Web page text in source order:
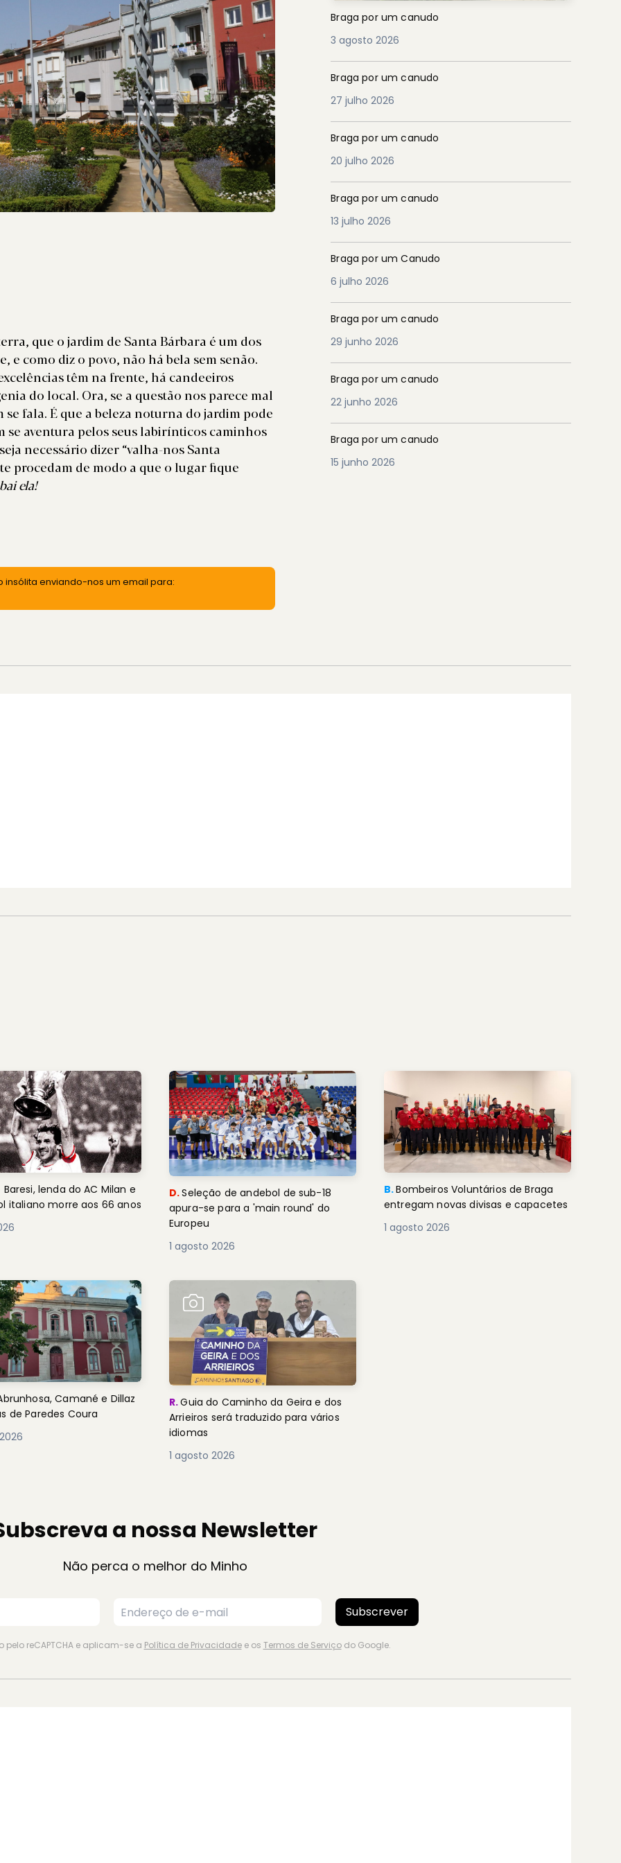
que o jardim de Santa Bárbara é um dos
e como diz o povo, não há bela sem senão.
têm na frente, há candeeiros
do local. Ora, se a questão nos parece mal
fala. É que a beleza noturna do jardim pode
aventura pelos seus labirínticos caminhos
necessário dizer “valha-nos Santa
procedam de modo a que o lugar fique
ela!
enviando-nos um email para:
Braga por um canudo
3 agosto 2026
Braga por um canudo
27 julho 2026
Braga por um canudo
20 julho 2026
Braga por um canudo
13 julho 2026
Braga por um Canudo
6 julho 2026
Braga por um canudo
29 junho 2026
Braga por um canudo
22 junho 2026
Braga por um canudo
15 junho 2026
Baresi, lenda do AC Milan e
italiano morre aos 66 anos
D.Seleção de andebol de sub-18
apura-se para a 'main round' do
Europeu
1 agosto 2026
B.Bombeiros Voluntários de Braga
entregam novas divisas e capacetes
1 agosto 2026
Camané e Dillaz
de Paredes Coura
R.Guia do Caminho da Geira e dos
Arrieiros será traduzido para vários
idiomas
1 agosto 2026
a nossa Newsletter
Não perca o melhor do Minho
Subscrever
pelo reCAPTCHA e aplicam-se a Política de Privacidadee os Termos de Serviçodo Google.